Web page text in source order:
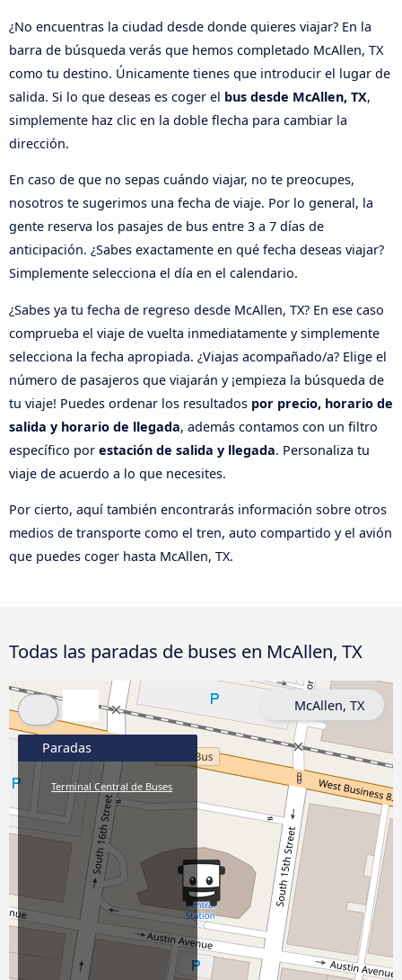
¿No encuentras la ciudad desde donde quieres viajar? En la
barra de búsqueda verás que hemos completado McAllen, TX
como tu destino. Únicamente tienes que introducir el lugar de
salida. Si lo que deseas es coger el bus desde McAllen, TX,
simplemente haz clic en la doble flecha para cambiar la
dirección.
En caso de que no sepas cuándo viajar, no te preocupes,
nosotros te sugerimos una fecha de viaje. Por lo general, la
gente reserva los pasajes de bus entre 3 a 7 días de
anticipación. ¿Sabes exactamente en qué fecha deseas viajar?
Simplemente selecciona el día en el calendario.
¿Sabes ya tu fecha de regreso desde McAllen, TX? En ese caso
comprueba el viaje de vuelta inmediatamente y simplemente
selecciona la fecha apropiada. ¿Viajas acompañado/a? Elige el
número de pasajeros que viajarán y ¡empieza la búsqueda de
tu viaje! Puedes ordenar los resultados por precio, horario de
salida y horario de llegada, además contamos con un filtro
específico por estación de salida y llegada. Personaliza tu
viaje de acuerdo a lo que necesites.
Por cierto, aquí también encontrarás información sobre otros
medios de transporte como el tren, auto compartido y el avión
que puedes coger hasta McAllen, TX.
Todas las paradas de buses en McAllen, TX
Paradas
Terminal Central de Buses
McAllen, TX